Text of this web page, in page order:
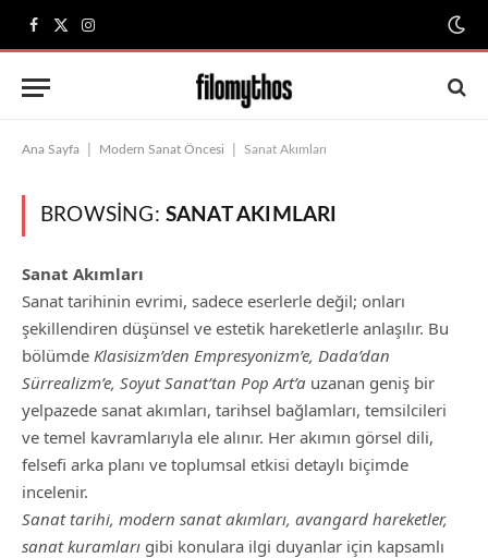
Facebook
X
(Twitter)
Instagram
Ana Sayfa Modern Sanat Öncesi Sanat Akımları
BROWSING: SANAT AKIMLARI
Sanat Akımları
Sanat tarihinin evrimi, sadece eserlerle değil; onları
şekillendiren düşünsel ve estetik hareketlerle anlaşılır. Bu
bölümde Klasisizm’den Empresyonizm’e, Dada’dan
Sürrealizm’e, Soyut Sanat’tan Pop Art’a uzanan geniş bir
yelpazede sanat akımları, tarihsel bağlamları, temsilcileri
ve temel kavramlarıyla ele alınır. Her akımın görsel dili,
felsefi arka planı ve toplumsal etkisi detaylı biçimde
incelenir.
Sanat tarihi, modern sanat akımları, avangard hareketler,
sanat kuramları gibi konulara ilgi duyanlar için kapsamlı